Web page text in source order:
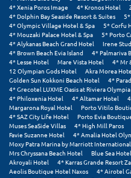
Σέρρες
Σιθωνία
Σίκινος
Σίφνος
Σκαφιδιά Ηλείας
Σκιάθος
Σκόπελος
4* Xenia Poros Image
4* Kronos Hotel
4* Dolphin Bay Seaside Resort & Suites
4* Olympic Village Hotel & Spa
5* Corfu
4* Mouzaki Palace Hotel & Spa
5* Porto
4* Alykanas Beach Grand Hotel
Irene
4* Brown Beach Evia Island
4* Palmariva
4* Lesse Hotel
Mare Vista Hotel
4* Mr
12 Olympian Gods Hotel
Akra Morea
Golden Sun Kokkoni Beach Hotel
4*
4* Grecotel LUXME Oasis at Riviera
4* Philoxenia Hotel
4* Altamar Hotel
Margarona Royal Hotel
Porto Vitilo
4* SAZ City Life Hotel
Porto Evia
Muses SeaSide Villas
4* High Mill Paros
Favie Suzanne Hotel
4* Amalia Hotel
Moxy Patra Marina by Marriott International
Mrs Chryssana Beach Hotel
Blue Sea Hotel
Akroyali Hotel
4* Karras Grande Resort
Aeolis Boutique Hotel Naxos
4* Airotel